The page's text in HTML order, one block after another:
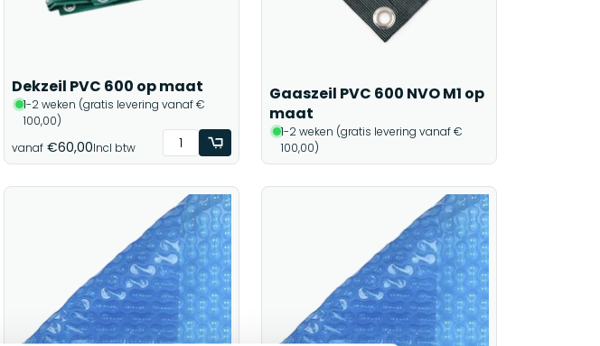
Dekzeil PVC 600 op maat
1-2 weken (gratis levering vanaf €
100,00)
vanaf €60,00Incl btw
Gaaszeil PVC 600 NVO M1 op
maat
1-2 weken (gratis levering vanaf €
100,00)